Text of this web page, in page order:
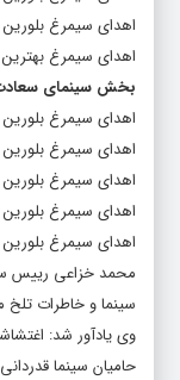
اهدای سیمرغ بلورین
اهدای سیمرغ
بخش سینمای
اهدای سیمرغ
اهدای سیمرغ بلورین
اهدای سیمرغ بلورین
اهدای سیمرغ بلورین
اهدای سیمرغ بلورین
محمد خزاعی رییس
سینما و خاطرات
وی یادآور شد:
حامیان سینما